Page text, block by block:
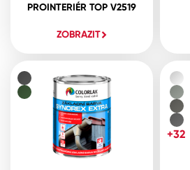
PROINTERIÉR TOP V2519
ZOBRAZIT
+32